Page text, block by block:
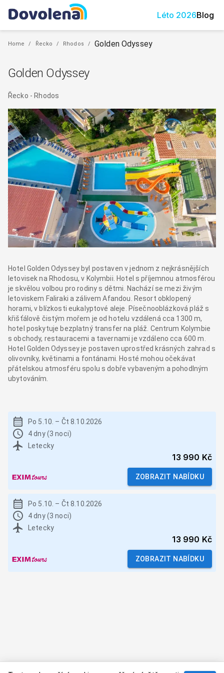
Léto 2026Blog
Home / Řecko / Rhodos / Golden Odyssey
Golden Odyssey
Řecko - Rhodos
Hotel Golden Odyssey byl postaven v jednom z nejkrásnějších
letovisek na Rhodosu, v Kolymbii. Hotel s příjemnou atmosférou
je skvělou volbou pro rodiny s dětmi. Nachází se mezi živým
letoviskem Faliraki a zálivem Afandou. Resort obklopený
horami, v blízkosti eukalyptové aleje. Písečnooblázková pláž s
křišťálově čistým mořem je od hotelu vzdálená cca 1300 m,
hotel poskytuje bezplatný transfer na pláž. Centrum Kolymbie
s obchody, restauracemi a tavernami je vzdáleno cca 600 m.
Hotel Golden Odyssey je postaven uprostřed krásných zahrad s
olivovníky, květinami a fontánami. Hosté mohou očekávat
přátelskou atmosféru spolu s dobře vybaveným a pohodlným
ubytováním.
Po 5.10. – Čt 8.10.2026
4 dny (3 noci)
Letecky
13 990 Kč
ZOBRAZIT NABÍDKU
Po 5.10. – Čt 8.10.2026
4 dny (3 noci)
Letecky
13 990 Kč
ZOBRAZIT NABÍDKU